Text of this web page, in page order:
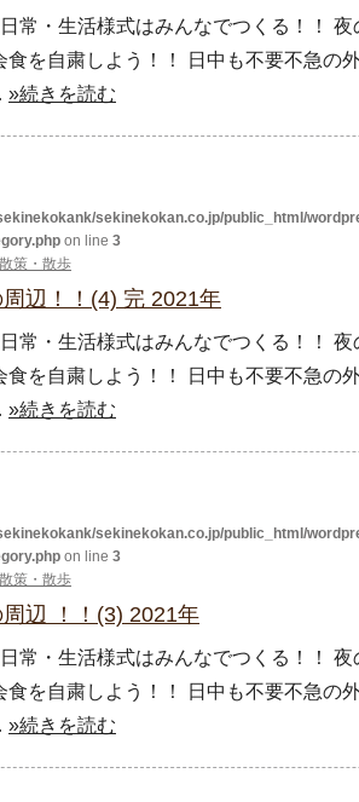
常・生活様式はみんなでつくる！！
を自粛しよう！！ 日中も不要不急の
»続きを読む
sekinekokan.co.jp/public_html/
on line 3
散策・散歩
辺！！(4) 完 2021年
常・生活様式はみんなでつくる！！
を自粛しよう！！ 日中も不要不急の
»続きを読む
sekinekokan.co.jp/public_html/
on line 3
散策・散歩
辺 ！！(3) 2021年
常・生活様式はみんなでつくる！！
を自粛しよう！！ 日中も不要不急の
»続きを読む